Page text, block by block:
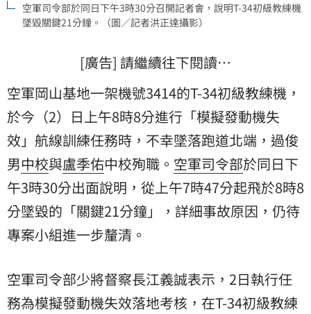
空軍司令部於同日下午3時30分召開記者會，說明T-34初級教練機
墜毀關鍵21分鐘。（圖／記者洪正達攝影）
[廣告] 請繼續往下閱讀…
空軍岡山基地一架機號3414的T-34初級教練機，
於今（2）日上午8時8分進行「模擬發動機失
效」航線訓練任務時，不幸墜落跑道北端， 過俊
男中校與盧季佑中校殉職。 空軍司令部於同日下
午3時30分出面說明，從上午7時47分起飛於8時8
分墜毀的「關鍵21分鐘」，詳細事故原因，仍待
專案小組進一步釐清。
空軍司令部少將督察長江義誠表示，2日執行任
務為模擬發動機失效落地考核，在T-34初級教練